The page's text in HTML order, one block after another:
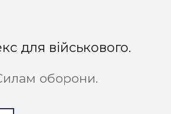
для військового.
оборони.